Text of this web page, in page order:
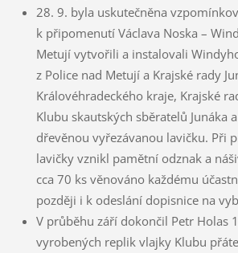
28. 9. byla uskutečněna
k připomenutí Václava Noska –
Metují vytvořili a instalovali
z Police nad Metují a Krajské rady
Královéhradeckého kraje, Krajské
Klubu skautských sběratelů Junáka
dřevěnou vyřezávanou lavičku. Při
lavičky vznikl pamětní odznak a
cca 70 ks věnováno každému
později i k odeslání dopisnice na
V průběhu září dokončil Petr Holas
vyrobených replik vlajky Klubu